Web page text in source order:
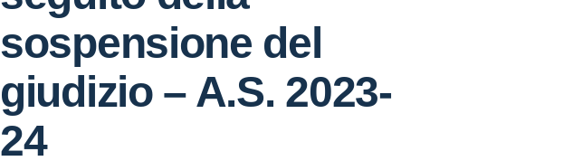
sospensione del
giudizio – A.S. 2023-
24